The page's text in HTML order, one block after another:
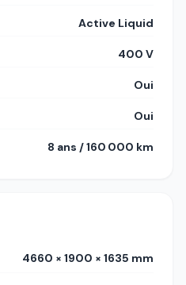
Active Liquid
400 V
Oui
Oui
8 ans / 160 000 km
4660 × 1900 × 1635 mm